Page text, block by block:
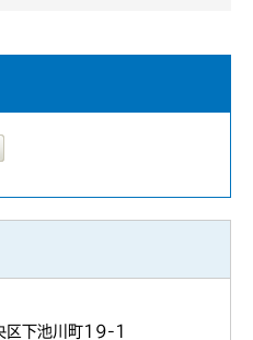
下池川町19-1